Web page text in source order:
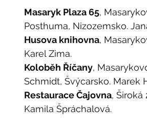
Masaryk Plaza 65,
Posthuma, Nizozemsko.
Husova knihovna,
Karel Zima.
Koloběh Říčany,
Schmidt, Švýcarsko. Marek
Restaurace Čajovna, Široká
Kamila Špráchalová.